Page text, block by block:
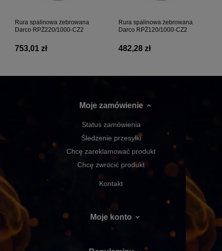
Rura spalinowa żebrowana
Darco RPŻ220/1000-CZ2
753,01 zł
Rura spalinowa żebrowana
Darco RPŻ120/1000-CZ2
482,28 zł
Moje zamówienie
Status zamówienia
Śledzenie przesyłki
Chcę zareklamować produkt
Chcę zwrócić produkt
Kontakt
Moje konto